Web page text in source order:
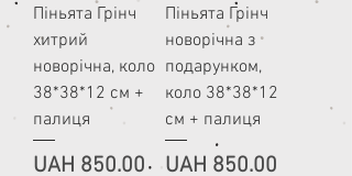
Піньята Грінч
хитрий
новорічна, коло
38*38*12 см +
палиця
Price
UAH 850.00
Піньята Грінч
новорічна з
подарунком,
коло 38*38*12
см + палиця
Price
UAH 850.00